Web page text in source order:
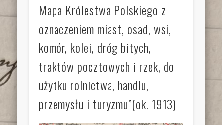
Mapa Królestwa Polskiego z
oznaczeniem miast, osad, wsi,
komór, kolei, dróg bitych,
traktów pocztowych i rzek, do
użytku rolnictwa, handlu,
przemysłu i turyzmu”(ok. 1913)